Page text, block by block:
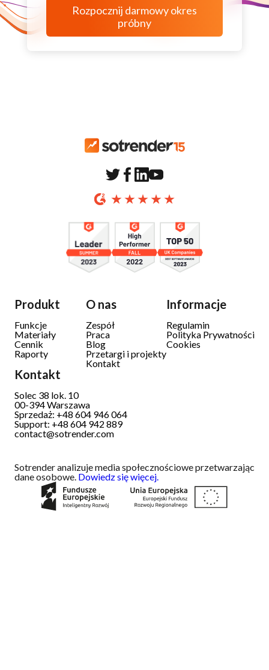
Rozpocznij darmowy okres
próbny
Produkt
Funkcje
Materiały
Cennik
Raporty
O nas
Zespół
Praca
Blog
Przetargi i projekty
Kontakt
Informacje
Regulamin
Polityka Prywatności
Cookies
Kontakt
Solec 38 lok. 10
00-394Warszawa
Sprzedaż: +48 604 946 064
Support: +48 604 942 889
contact@sotrender.com
Sotrender analizuje media społecznościowe przetwarzając
dane osobowe. Dowiedz się więcej.